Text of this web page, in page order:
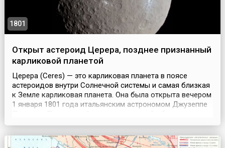
1801
Открыт астероид Церера, позднее признанный
карликовой планетой
Церера (Ceres) — это карликовая планета в поясе
астероидов внутри Солнечной системы и самая близкая
к Земле карликовая планета. Она была открыта вечером
1 января 1801 года итальянским астрономом Джузеппе
названа в честь богини плодородия Цереры. Долгое
относили то к астероидам, то к планетам....